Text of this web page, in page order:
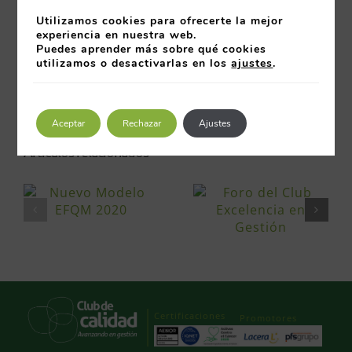
Ponente: Dª. Trinidad Morón Mesa,
Coordinadora de Proyectos Sociales,
Diversidad y Teletrabajo
20 junio 2013
Certificaciones Promotores
Utilizamos cookies para ofrecerte la mejor
experiencia en nuestra web.
Puedes aprender más sobre qué cookies
utilizamos o desactivarlas en losajustes.
Aceptar Rechazar Ajustes